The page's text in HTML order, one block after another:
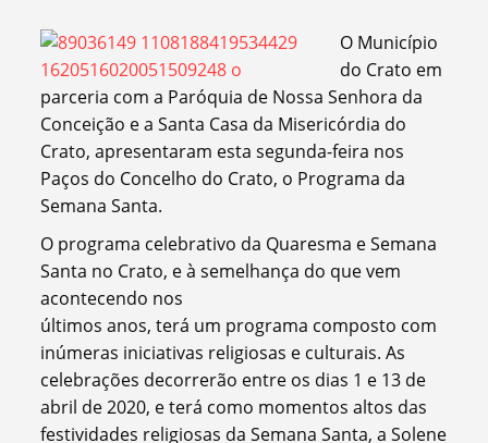
O Município
do Crato em
parceria com a Paróquia de Nossa Senhora da
Conceição e a Santa Casa da Misericórdia do
Crato, apresentaram esta segunda-feira nos
Paços do Concelho do Crato, o Programa da
Semana Santa.
O programa celebrativo da Quaresma e Semana
Santa no Crato, e à semelhança do que vem
acontecendo nos
últimos anos, terá um programa composto com
inúmeras iniciativas religiosas e culturais. As
celebrações decorrerão entre os dias 1 e 13 de
abril de 2020, e terá como momentos altos das
festividades religiosas da Semana Santa, a Solene